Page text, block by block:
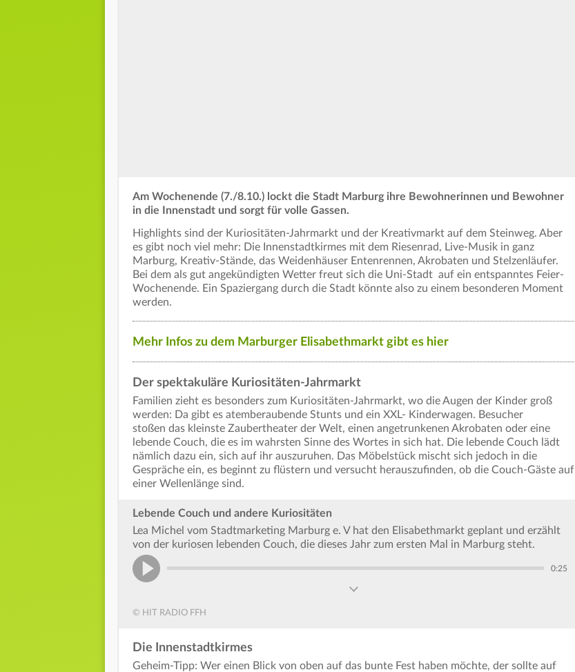
Am Wochenende (7./8.10.) lockt die Stadt Marburg ihre Bewohnerinnen und Bewohner
in die Innenstadt und sorgt für volle Gassen.
Highlights sind der Kuriositäten-Jahrmarkt und der Kreativmarkt auf dem Steinweg. Aber
es gibt noch viel mehr: Die Innenstadtkirmes mit dem Riesenrad, Live-Musik in ganz
Marburg, Kreativ-Stände, das Weidenhäuser Entenrennen, Akrobaten und Stelzenläufer.
Bei dem als gut angekündigten Wetter freut sich die Uni-Stadt auf ein entspanntes Feier-
Wochenende. Ein Spaziergang durch die Stadt könnte also zu einem besonderen Moment
werden.
Mehr Infos zu dem Marburger Elisabethmarkt gibt es hier
Der spektakuläre Kuriositäten-Jahrmarkt
Familien zieht es besonders zum Kuriositäten-Jahrmarkt, wo die Augen der Kinder groß
werden: Da gibt es atemberaubende Stunts und ein XXL- Kinderwagen. Besucher
stoßen das kleinste Zaubertheater der Welt, einen angetrunkenen Akrobaten oder eine
lebende Couch, die es im wahrsten Sinne des Wortes in sich hat. Die lebende Couch lädt
nämlich dazu ein, sich auf ihr auszuruhen. Das Möbelstück mischt sich jedoch in die
Gespräche ein, es beginnt zu flüstern und versucht herauszufinden, ob die Couch-Gäste auf
einer Wellenlänge sind.
Lebende Couch und andere Kuriositäten
Lea Michel vom Stadtmarketing Marburg e. V hat den Elisabethmarkt geplant und erzählt
von der kuriosen lebenden Couch, die dieses Jahr zum ersten Mal in Marburg steht.
0:25
© HIT RADIO FFH
Die Innenstadtkirmes
Geheim-Tipp: Wer einen Blick von oben auf das bunte Fest haben möchte, der sollte auf